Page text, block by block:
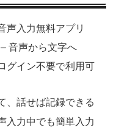
声入力無料アプリ
音声から文字へ
グイン不要で利用可
、話せば記録できる
入力中でも簡単入力